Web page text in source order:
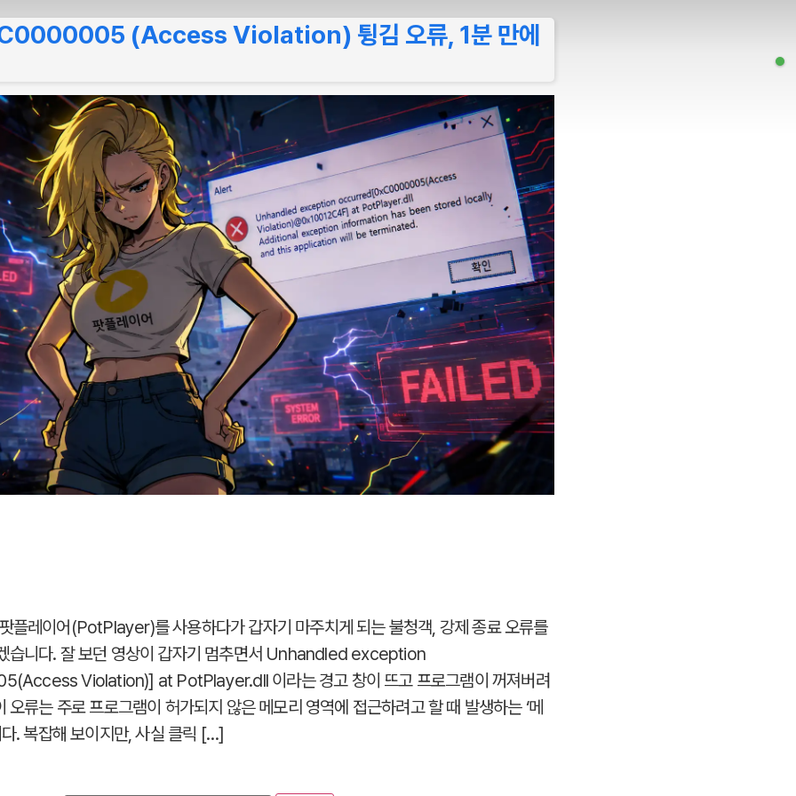
(Access Violation) 튕김 오류, 1분 만에
플레이어(PotPlayer)를 사용하다가 갑자기 마주치게 되는 불청객, 강제 종료 오류를
습니다. 잘 보던 영상이 갑자기 멈추면서 Unhandled exception
Violation)] at PotPlayer.dll 이라는 경고 창이 뜨고 프로그램이 꺼져버려
오류는 주로 프로그램이 허가되지 않은 메모리 영역에 접근하려고 할 때 발생하는 ‘메
. 복잡해 보이지만, 사실 클릭 […]